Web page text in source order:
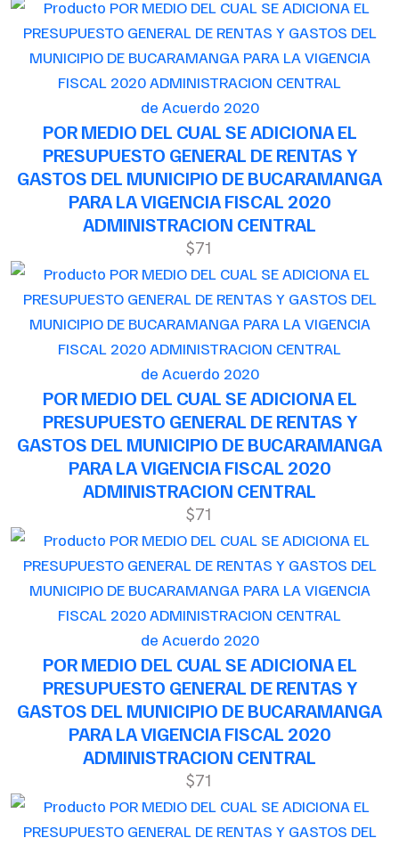
de Acuerdo 2020
POR MEDIO DEL CUAL SE ADICIONA EL
PRESUPUESTO GENERAL DE RENTAS Y
GASTOS DEL MUNICIPIO DE BUCARAMANGA
PARA LA VIGENCIA FISCAL 2020
ADMINISTRACION CENTRAL
$71
de Acuerdo 2020
POR MEDIO DEL CUAL SE ADICIONA EL
PRESUPUESTO GENERAL DE RENTAS Y
GASTOS DEL MUNICIPIO DE BUCARAMANGA
PARA LA VIGENCIA FISCAL 2020
ADMINISTRACION CENTRAL
$71
de Acuerdo 2020
POR MEDIO DEL CUAL SE ADICIONA EL
PRESUPUESTO GENERAL DE RENTAS Y
GASTOS DEL MUNICIPIO DE BUCARAMANGA
PARA LA VIGENCIA FISCAL 2020
ADMINISTRACION CENTRAL
$71